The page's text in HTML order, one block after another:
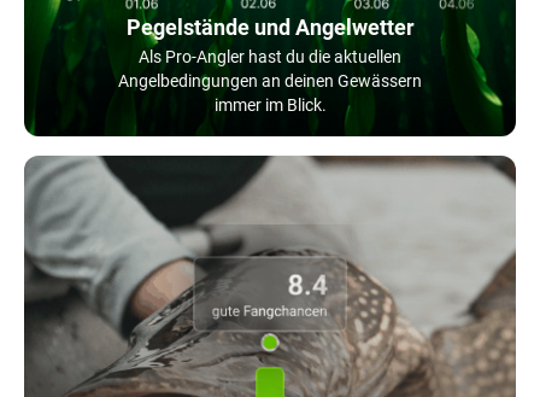
Pegelstände und Angelwetter
Als Pro-Angler hast du die aktuellen
Angelbedingungen an deinen Gewässern
immer im Blick.